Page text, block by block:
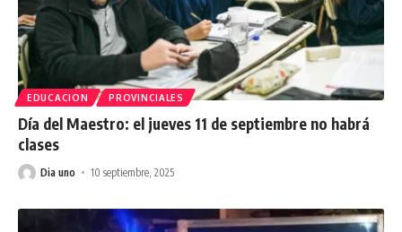
EDUCACION PROVINCIALES
Día del Maestro: el jueves 11 de septiembre no habrá
clases
Dia uno 10 septiembre, 2025